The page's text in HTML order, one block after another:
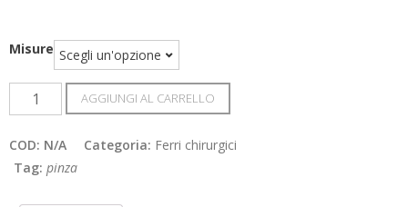
Misure
Pinza
Chirurgica
quantità
AGGIUNGI AL CARRELLO
COD: N/A Categoria: Ferri chirurgici
Tag: pinza